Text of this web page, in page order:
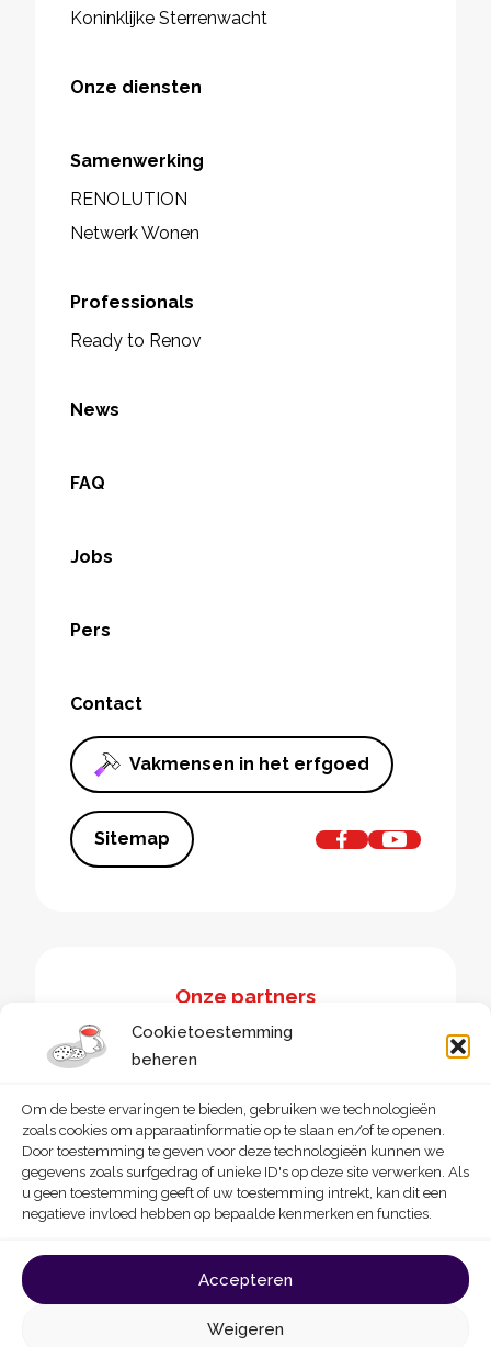
Cookietoestemming
beheren
Om de beste ervaringen te bieden, gebruiken we technologieën
zoals cookies om apparaatinformatie op te slaan en/of te openen.
Door toestemming te geven voor deze technologieën kunnen we
gegevens zoals surfgedrag of unieke ID's op deze site verwerken. Als
u geen toestemming geeft of uw toestemming intrekt, kan dit een
negatieve invloed hebben op bepaalde kenmerken en functies.
Accepteren
Weigeren
Koninklijke Sterrenwacht
Onze diensten
Samenwerking
RENOLUTION
Netwerk Wonen
Professionals
Ready to Renov
News
FAQ
Jobs
Pers
Contact
Vakmensen in het erfgoed
Sitemap
Onze partners
love
Privacybeleid